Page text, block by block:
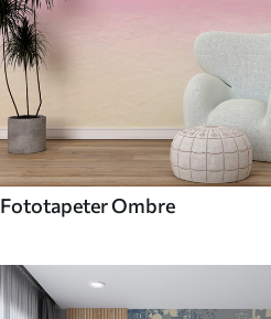
Fototapeter Ombre